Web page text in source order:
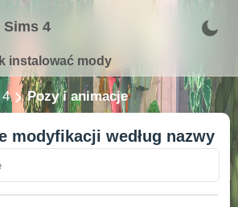
Sims 4
instalować mody
Pozy i animacje
modyfikacji według nazwy